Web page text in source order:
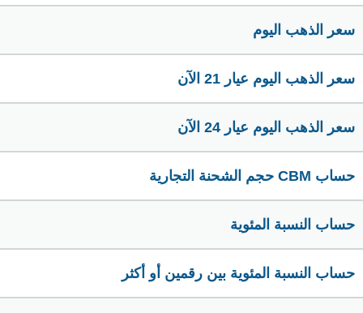
سعر الذهب اليوم
سعر الذهب اليوم عيار 21 الآن
سعر الذهب اليوم عيار 24 الآن
حساب CBM حجم الشحنة التجارية
حساب النسبة المئوية
حساب النسبة المئوية بين رقمين أو أكثر